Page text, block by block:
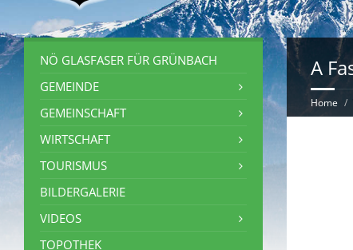
A
Home
NÖ GLASFASER FÜR GRÜNBACH
GEMEINDE
GEMEINSCHAFT
WIRTSCHAFT
TOURISMUS
BILDERGALERIE
VIDEOS
TOPOTHEK